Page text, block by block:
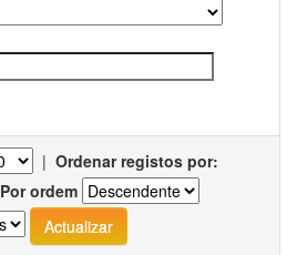
| Ordenar registos por:
Por ordem